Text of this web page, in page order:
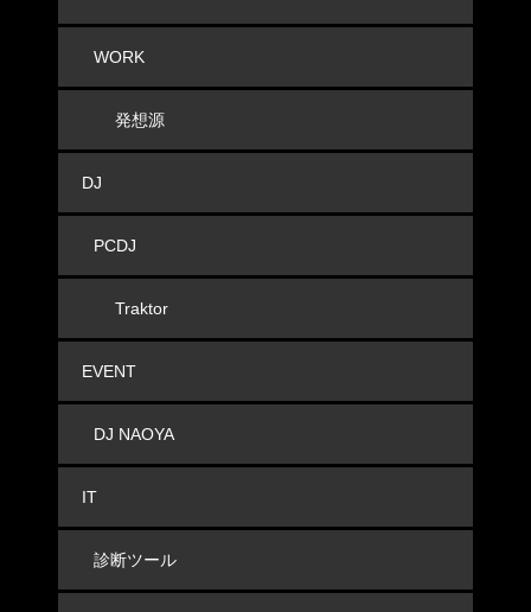
WORK
発想源
DJ
PCDJ
Traktor
EVENT
DJ NAOYA
IT
診断ツール